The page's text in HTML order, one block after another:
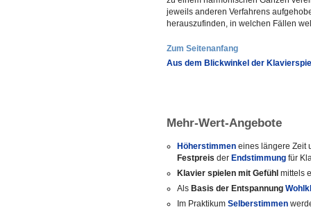
jeweils anderen Verfahrens
herauszufinden, in welchen Fällen
Zum Seitenanfang
Aus dem Blickwinkel der
Mehr-Wert-Angebote
Höherstimmen eines längere Zeit
Festpreis der Endstimmung für
Klavier spielen mit Gefühl mittels
Als Basis der Entspannung
Im Praktikum Selberstimmen